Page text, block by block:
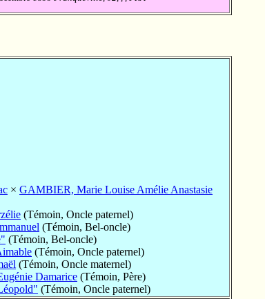
× GAMBIER, Marie Louise Amélie Anastasie
(Témoin, Oncle paternel)
(Témoin, Bel-oncle)
(Témoin, Bel-oncle)
(Témoin, Oncle paternel)
(Témoin, Oncle maternel)
Damarice (Témoin, Père)
(Témoin, Oncle paternel)